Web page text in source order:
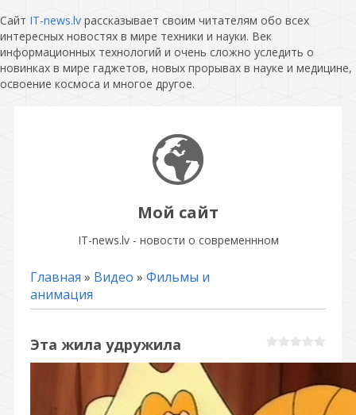
Сайт IT-news.lv рассказывает своим читателям обо всех
интересных новостях в мире техники и науки. Век
информационных технологий и очень сложно уследить о
новинках в мире гаджетов, новых прорывах в науке и медицине,
освоение космоса и многое другое.
Мой сайт
IT-news.lv - новости о современнном
Главная » Видео » Фильмы и
анимация
Эта жила удружила